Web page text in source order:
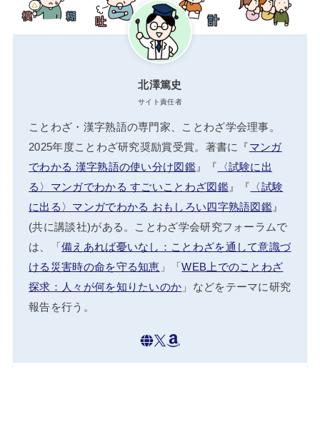
北澤篤史
サイト責任者
ことわざ・漢字熟語の専門家、ことわざ学会理事。
2025年度ことわざ研究奨励賞受賞。著書に『マンガ
でわかる 漢字熟語の使い分け図鑑』『 〈試験に出
る〉マンガでわかる すごいことわざ図鑑』『 〈試験
に出る〉マンガでわかる おもしろい四字熟語図鑑 』
(共に講談社)がある。ことわざ学会研究フォーラムで
は、「備えあれば憂いなし：ことわざを通して意識づ
ける災害時の命を守る知恵 」「WEB上でのことわざ
探求：人々が何を知りたいのか 」などをテーマに研究
報告を行う。